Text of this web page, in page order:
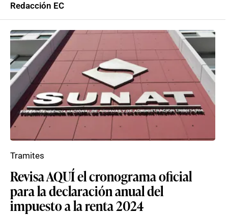
Redacción EC
Revisa AQUÍ el cronograma oficial
para la declaración anual del
impuesto a la renta 2024
Tramites